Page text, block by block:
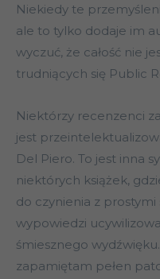
Niekiedy te
ale to tylko dodaje im
wyczuć, że całość nie
trudniących się Public
Niektórzy recenzenci
jest
Del Piero. To jest inna
niektórych książek,
do czynienia z
wypowiedzi
śmiesznego
zapamiętam pełen